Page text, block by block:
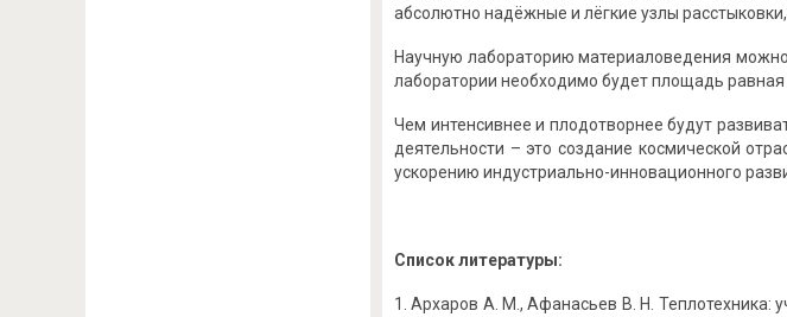
абсолютно надёжные и лёгкие узлы
Научную лабораторию материаловедения
лаборатории необходимо будет площадь равная
Чем интенсивнее и плодотворнее будут
деятельности – это создание космической
ускорению индустриально-инновационного
Список литературы:
Архаров А. М., Афанасьев В. Н. Теплотехника: